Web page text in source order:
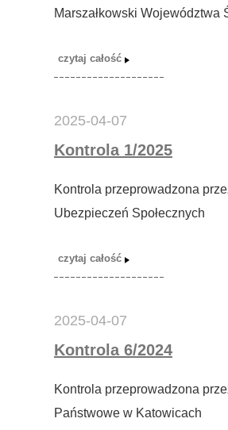
Marszałkowski Województwa
2025-04-07
Kontrola 1/2025
Kontrola przeprowadzona
Ubezpieczeń Społecznych
2025-04-07
Kontrola 6/2024
Kontrola przeprowadzona
Państwowe w Katowicach